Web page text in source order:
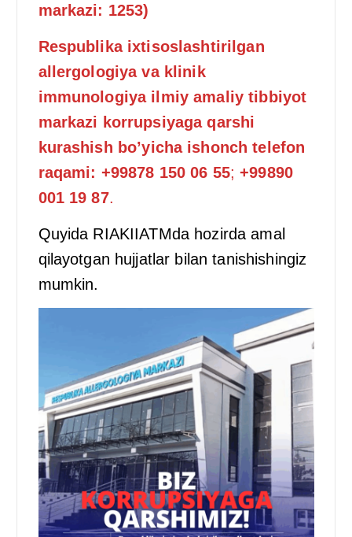
markazi: 1253)
Respublika ixtisoslashtirilgan
allergologiya va klinik
immunologiya ilmiy amaliy tibbiyot
markazi korrupsiyaga qarshi
kurashish bo’yicha ishonch telefon
raqami: +99878 150 06 55;+99890
001 19 87.
Quyida RIAKIIATMda hozirda amal
qilayotgan hujjatlar bilan tanishishingiz
mumkin.